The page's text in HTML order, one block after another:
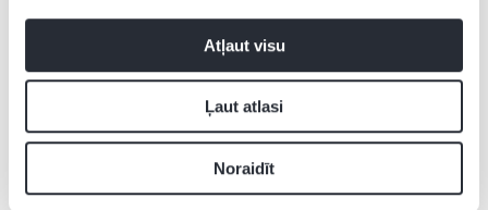
Atļaut visu
Ļaut atlasi
Noraidīt